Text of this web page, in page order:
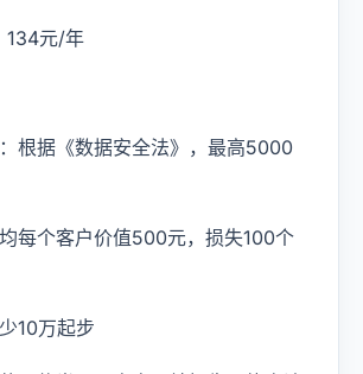
134元/年
根据《数据安全法》，最高5000
每个客户价值500元，损失100个
10万起步